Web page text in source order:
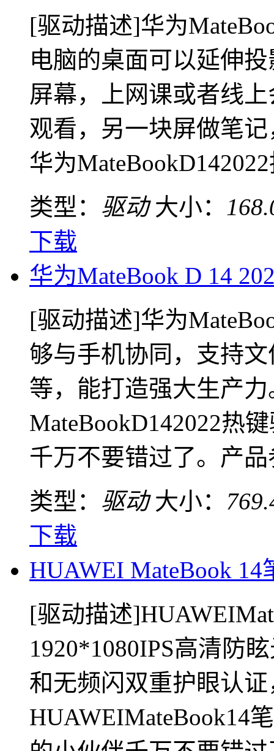
[驱动描述]华为
电脑的桌面可以延伸
屏幕，上网课或者线
观看，另一块屏做笔
华为
类型： 驱动 大小：
下载
华为MateBook D 14
[驱动描述]华为
够与手机协同，支持
等，能打造强大生产
MateBookD142022热
千万不要错过了。产
类型： 驱动 大小：
下载
HUAWEI MateBook
[驱动描述
1920*1080IPS高清防
和无频闪双重护眼认
HUAWEIMateBook14